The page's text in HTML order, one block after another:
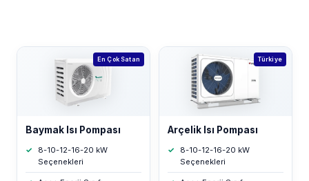
En Çok Satan
Baymak Isı Pompası
8-10-12-16-20 kW
Seçenekleri
Türkiye
Arçelik Isı Pompası
8-10-12-16-20 kW
Seçenekleri